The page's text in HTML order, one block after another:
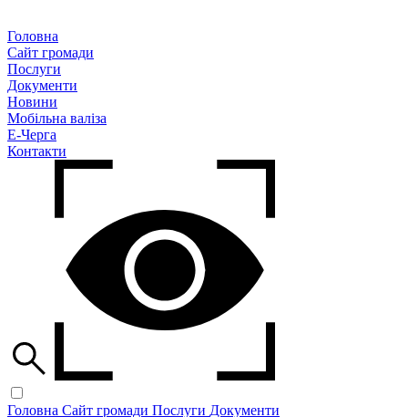
Головна
Сайт громади
Послуги
Документи
Новини
Мобільна валіза
Е-Черга
Контакти
Головна Сайт громади Послуги Документи